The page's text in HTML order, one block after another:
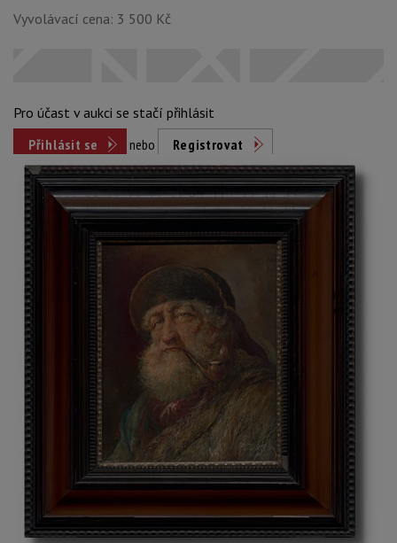
Vyvolávací cena: 3 500 Kč
Pro účast v aukci se stačí přihlásit
Přihlásit se
nebo Registrovat